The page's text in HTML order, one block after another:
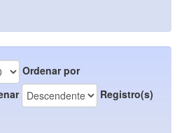
Ordenar por
Registro(s)